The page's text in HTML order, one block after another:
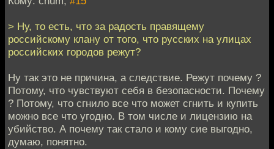
> Ну, то есть, что за радость правящему
российскому клану от того, что русских на улицах
российских городов режут?
Ну так это не причина, а следствие. Режут почему ?
Потому, что чувствуют себя в безопасности. Почему
? Потому, что сгнило все что может сгнить и купить
можно все что угодно. В том числе и лицензию на
убийство. А почему так стало и кому сие выгодно,
думаю, понятно.